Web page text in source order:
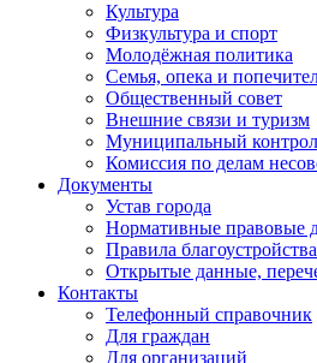
Культура
Физкультура и спорт
Молодёжная политика
Семья, опека и
Общественный совет
Внешние связи и туризм
Муниципальный
Комиссия по делам
Документы
Устав города
Нормативные правовые
Правила благоустройства
Открытые данные,
Контакты
Телефонный справочник
Для граждан
Для организаций